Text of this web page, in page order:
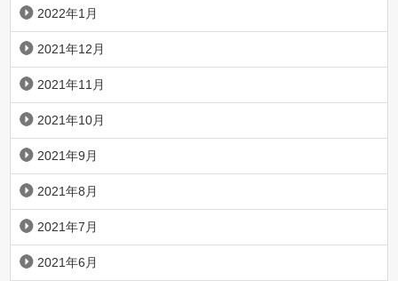
2022年1月
2021年12月
2021年11月
2021年10月
2021年9月
2021年8月
2021年7月
2021年6月